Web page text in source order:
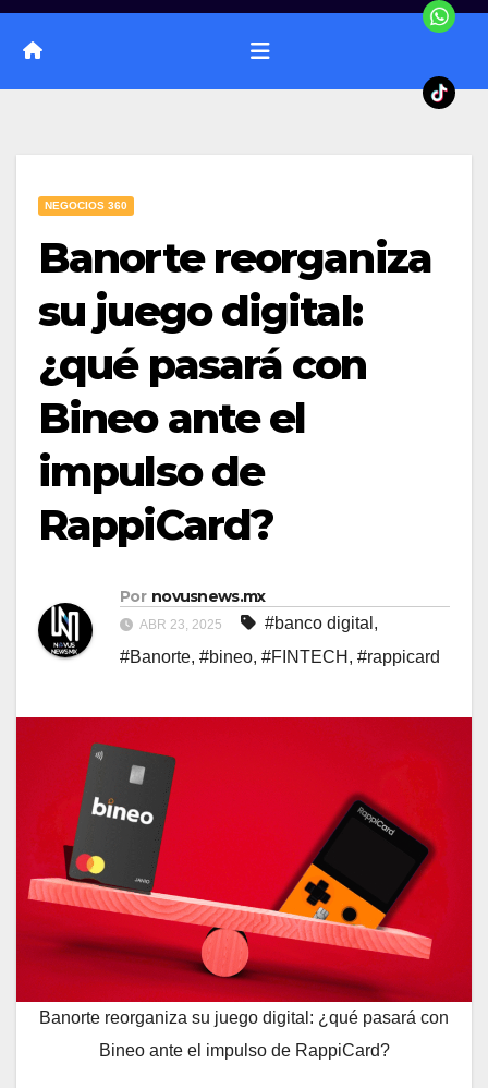
NEGOCIOS 360
Banorte reorganiza
su juego digital:
¿qué pasará con
Bineo ante el
impulso de
RappiCard?
Por novusnews.mx
ABR 23, 2025 #banco digital ,
#Banorte, #bineo, #FINTECH , #rappicard
Banorte reorganiza su juego digital: ¿qué pasará con
Bineo ante el impulso de RappiCard?